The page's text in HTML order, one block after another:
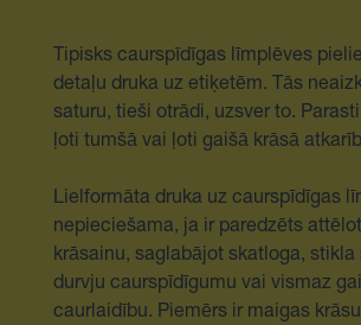
Tipisks caurspīdīgas līmplēves
detaļu druka uz etiķetēm. Tās
saturu, tieši otrādi, uzsver to.
ļoti tumšā vai ļoti gaišā krāsā
Lielformāta druka uz caurspīdīgas
nepieciešama, ja ir paredzēts
krāsainu, saglabājot skatloga, stikla
durvju caurspīdīgumu vai vismaz
caurlaidību. Piemērs ir maigas